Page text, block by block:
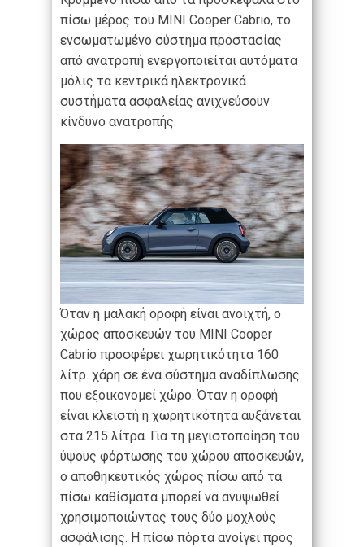
πίσω μέρος του MINI Cooper Cabrio, το
ενσωματωμένο σύστημα προστασίας
από ανατροπή ενεργοποιείται αυτόματα
μόλις τα κεντρικά ηλεκτρονικά
συστήματα ασφαλείας ανιχνεύσουν
κίνδυνο ανατροπής.
Όταν η μαλακή οροφή είναι ανοιχτή, ο
χώρος αποσκευών του MINI Cooper
Cabrio προσφέρει χωρητικότητα 160
λίτρ. χάρη σε ένα σύστημα αναδίπλωσης
που εξοικονομεί χώρο. Όταν η οροφή
είναι κλειστή η χωρητικότητα αυξάνεται
στα 215 λίτρα. Για τη μεγιστοποίηση του
ύψους φόρτωσης του χώρου αποσκευών,
ο αποθηκευτικός χώρος πίσω από τα
πίσω καθίσματα μπορεί να ανυψωθεί
χρησιμοποιώντας τους δύο μοχλούς
ασφάλισης. Η πίσω πόρτα ανοίγει προς